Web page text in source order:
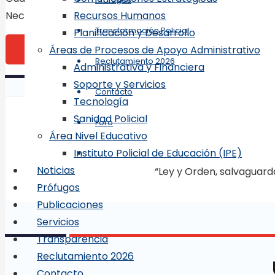
Transformación Policial
Reclutamiento 2026
Contacto
Foro
Recursos Humanos
Planificación y Desarrollo
Áreas de Procesos de Apoyo Administrativo
Administrativa y Financiera
Soporte y Servicios
Tecnología
Sanidad Policial
Área Nivel Educativo
Instituto Policial de Educación (IPE)
Noticias
Prófugos
Publicaciones
Servicios
Transparencia
Reclutamiento 2026
Necesita estar de acuerdo con los términos para
Publicar el comentario
“Ley y Orden,